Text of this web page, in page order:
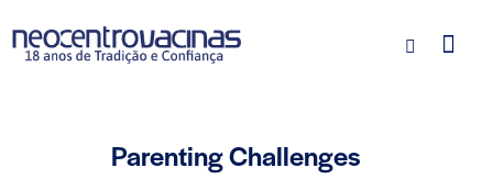
Parenting Challenges